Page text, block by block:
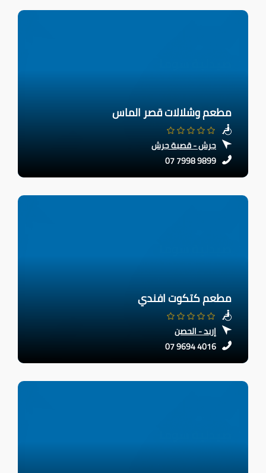
مطعم وشلالات قصر الماس
جرش - قصبة جرش
07 7998 9899
مطعم كتكوت افندي
إربد - الحصن
07 9694 4016